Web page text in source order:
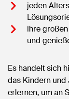
jeden
ihre
und
Es handelt sich
das Kindern und
erlernen, um an